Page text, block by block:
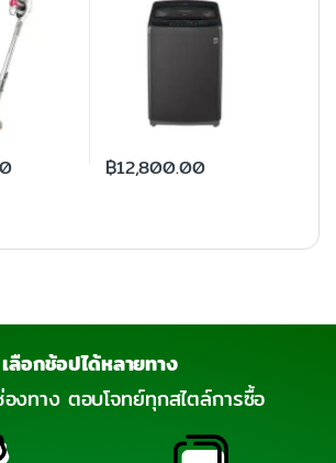
฿12,800.00
เลือกช้อปได้หลายทาง
งทาง ตอบโจทย์ทุกสไตล์การซื้อ